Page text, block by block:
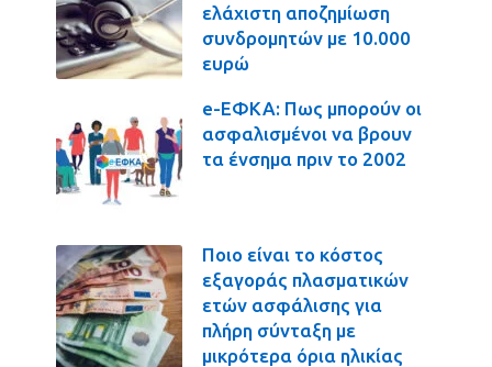
ελάχιστη αποζημίωση
συνδρομητών με 10.000
ευρώ
e-ΕΦΚΑ: Πως μπορούν οι
ασφαλισμένοι να βρουν
τα ένσημα πριν το 2002
Ποιο είναι το κόστος
εξαγοράς πλασματικών
ετών ασφάλισης για
πλήρη σύνταξη με
μικρότερα όρια ηλικίας